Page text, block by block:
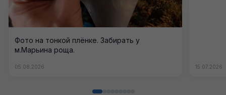
Фото на тонкой плёнке. Забирать у
м.Марьина роща.
05.08.2026 15.07.2026